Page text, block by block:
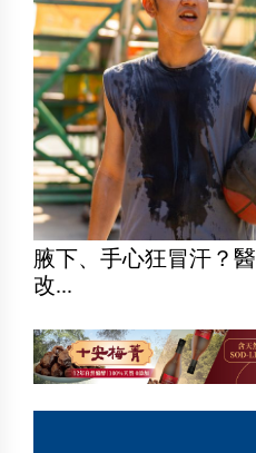
腋下、手心狂冒汗？
改...